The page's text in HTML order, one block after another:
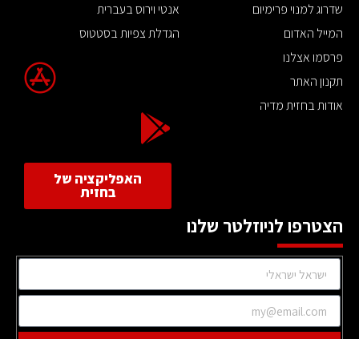
שדרוג למנוי פרימיום
המייל האדום
פרסמו אצלנו
תקנון האתר
אודות בחזית מדיה
אנטי וירוס בעברית
הגדלת צפיות בסטטוס
האפליקציה של
בחזית
הצטרפו לניוזלטר שלנו